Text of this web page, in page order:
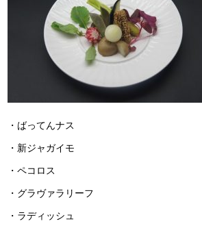
・ばってんナス
・新ジャガイモ
・ペコロス
・グラヴァラリーフ
・ラディッシュ